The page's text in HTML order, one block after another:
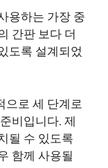
용하는 가장 중
간판 보다 더
도록 설계되었
으로 세 단계로
비입니다. 제
될 수 있도록
함께 사용될